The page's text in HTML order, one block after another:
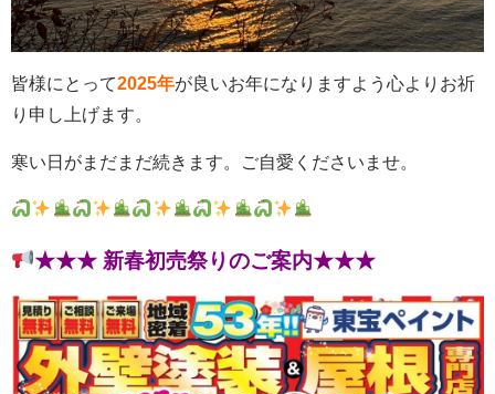
皆様にとって2025年が良いお年になりますよう心よりお祈
り申し上げます。
寒い日がまだまだ続きます。ご自愛くださいませ。
★★★ 新春初売祭りのご案内★★★